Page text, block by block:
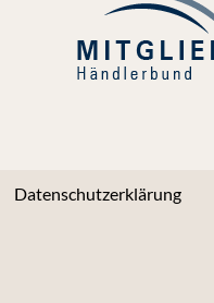
Datenschutzerklärung